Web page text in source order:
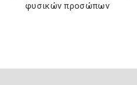
φυσικών προσώπων